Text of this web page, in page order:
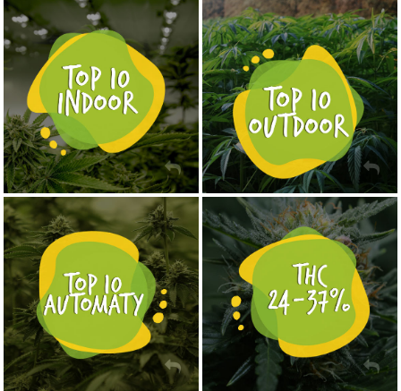
NASIONA MARIHUANY TOP 10 INDOOR
KUP TERAZ NASIONA MARIHUANY TOP 10 OUTDOOR
KUP TERAZ
NASIONA MARIHUANY TOP 10 AUTOFLOWERING
KUP TERAZ MOCNE ODMIANY MARIHUANY THC OD 24 - 37%
KUP TERAZ